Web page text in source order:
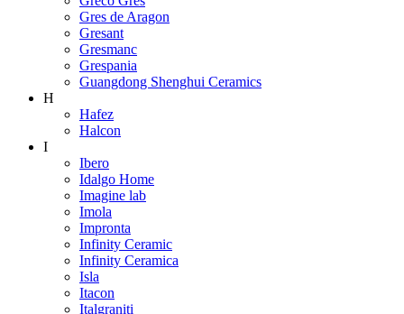
Gres de Aragon
Gresant
Gresmanc
Grespania
Guangdong Shenghui Ceramics
H
Hafez
Halcon
I
Ibero
Idalgo Home
Imagine lab
Imola
Impronta
Infinity Ceramic
Infinity Ceramica
Isla
Itacon
Italgraniti